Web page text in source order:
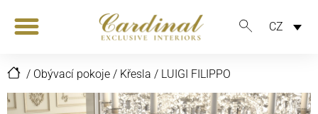
CZ
/ Obývací pokoje / Křesla / LUIGI FILIPPO